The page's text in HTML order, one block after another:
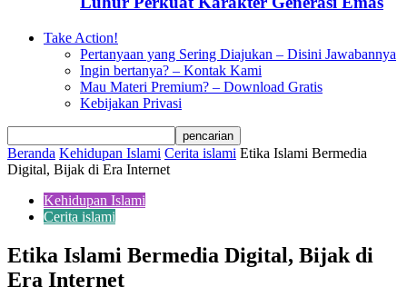
Take Action!
Pertanyaan yang Sering Diajukan – Disini Jawabannya
Ingin bertanya? – Kontak Kami
Mau Materi Premium? – Download Gratis
Kebijakan Privasi
Beranda Kehidupan Islami Cerita islami Etika Islami Bermedia
Digital, Bijak di Era Internet
Kehidupan Islami
Cerita islami
Etika Islami Bermedia Digital, Bijak di
Era Internet